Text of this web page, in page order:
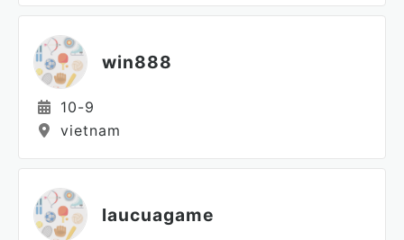
win888
10-9
vietnam
laucuagame